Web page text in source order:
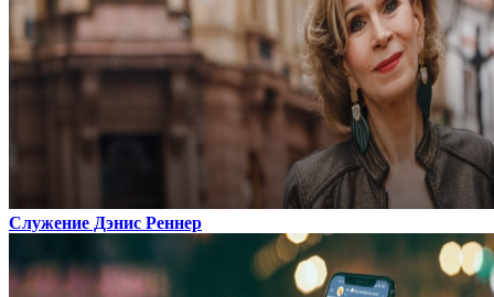
Служение Дэнис Реннер